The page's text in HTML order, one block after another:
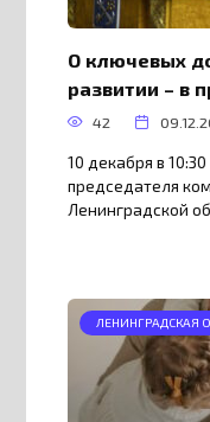
О ключевых
развитии – в
42
10 декабря в
председателя
Ленинградской
ЛЕНИНГРАДСКАЯ